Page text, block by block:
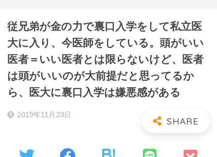
従兄弟が金の力で裏口入学をして私立医
大に入り、今医師をしている。頭がいい
医者＝いい医者とは限らないけど、医者
は頭がいいのが大前提だと思ってるか
ら、医大に裏口入学は嫌悪感がある
2019年11月23日